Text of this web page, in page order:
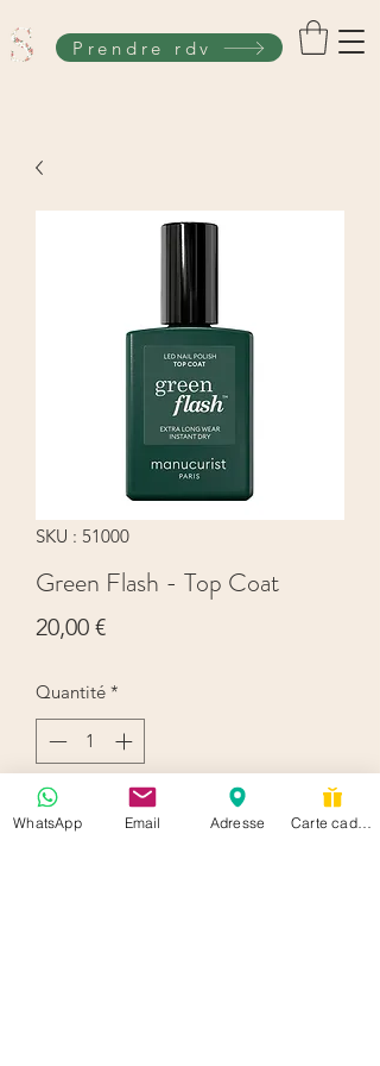
Prendre rdv
SKU : 51000
Green Flash - Top Coat
20,00 €Prix
Quantité *
Ajouter au panier
WhatsApp Email Adresse Carte cadeau